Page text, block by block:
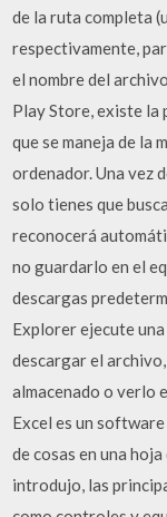
de la ruta completa
respectivamente,
el nombre del
Play Store, existe la
que se maneja de la
ordenador. Una vez
solo tienes que
reconocerá
no guardarlo en el
descargas
Explorer ejecute
descargar el
almacenado o verlo
Excel es un
de cosas en una
introdujo, las